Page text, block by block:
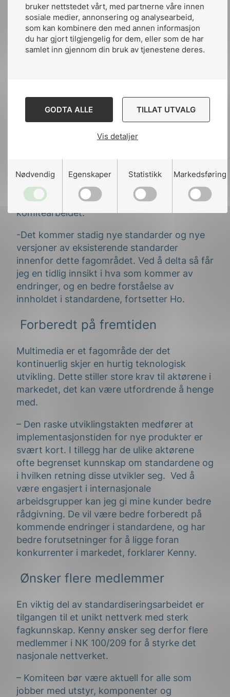
bruker nettstedet vårt, med partnerne våre innen
sosiale medier, annonsering og analysearbeid,
som kan kombinere den med annen informasjon
du har gjort tilgjengelig for dem, eller som de har
samlet inn gjennom din bruk av tjenestene deres.
GODTA ALLE TILLAT UTVALG
Vis detaljer
Nødvendig Egenskaper Statistikk Markedsføring
utviklingen av standardene innen multimedia.
Det har ledet meg til medlemskap i NK
100/209, forteller Kenny Ho.
oppgave med å følge arbeidet som skjer
internasjonalt. Norge har ingen egne
standardene som gjelder i det norske
Kenny har klare forventninger til hvilke
gevinster han ønsker å få ut av
komitearbeidet.
-Det kommer stadig nye standarder og nye
versjoner av eksisterende standarder
innenfor dette fagområdet. Ved å delta så får
jeg en tidlig innsikt i hva som kommer av
endringer, og en bedre forståelse av
innholdet i standardene, fortsetter Ho.
Forberedt på fremtiden
Multimedia er et fagområde der det
kontinuerlig skjer en hurtig teknologisk
utvikling. Dette stiller store krav til aktørene i
markedet, det kan være utfordrende å henge
med.
– Den raske utviklingstakten medfører at
implementasjonstiden for nye produkter er
svært kort. I tillegg har de ulike aktørene
ofte begrenset kunnskap om standardene og
i hvilken retning disse utvikler seg. Ved å
være engasjert i internasjonale
arbeidsgrupper kan jeg gi mine kunder bedre
rådgivning. De vil være bedre forberedt på
kommende endringer i standardene, og har
bedre forutsetninger for å ligge foran
konkurrenter i markedet, forklarer Kenny.
Ønsker flere medlemmer
En viktig del av standardiseringsarbeidet er
tilgangen til et unikt nettverk med sterk
fagkunnskap. Kenny ønsker seg derfor flere
medlemmer i NK 100/209 for å styrke det
nasjonale nettverket.
– Komiteen bør være aktuell for alle som
jobber med utstyr, komponenter og